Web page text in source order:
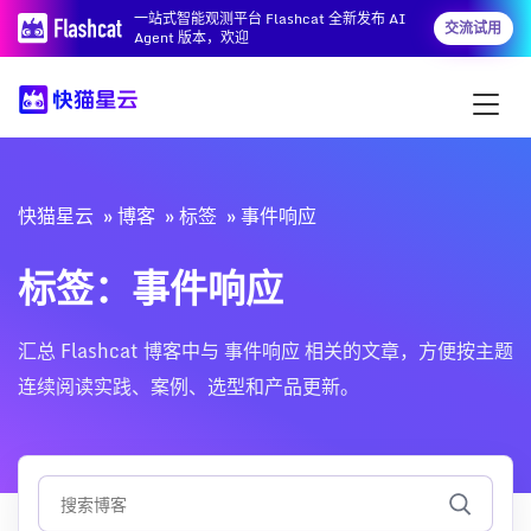
一站式智能观测平台 Flashcat 全新发布 AI
Agent 版本，欢迎
交流试用
快猫星云 博客 标签 事件响应
标签：事件响应
汇总 Flashcat 博客中与 事件响应 相关的文章，方便按主题
连续阅读实践、案例、选型和产品更新。